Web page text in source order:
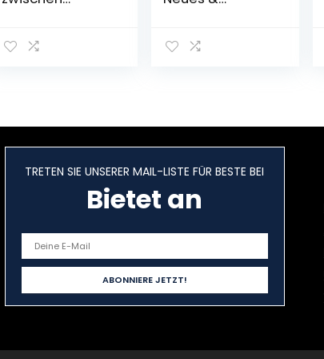
Caro erzählt
Notaufnahme
Broschiert – 27.
Känguru-Werke,
TRETEN SIE UNSERER MAIL-LISTE FÜR BESTE BEI
Bietet an